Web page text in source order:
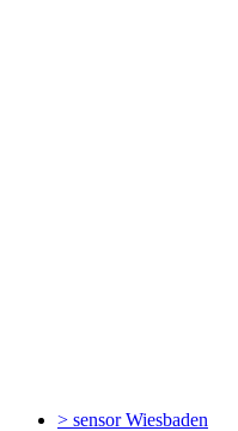
> sensorWiesbaden